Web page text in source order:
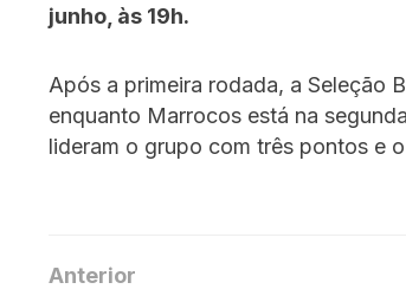
junho, às 19h.
Após a primeira rodada, a Seleção
enquanto Marrocos está na
lideram o grupo com três pontos e
Anterior